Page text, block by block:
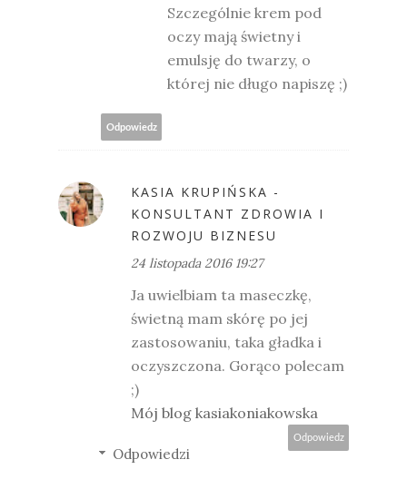
Szczególnie krem pod
oczy mają świetny i
emulsję do twarzy, o
której nie długo napiszę ;)
Odpowiedz
KASIA KRUPIŃSKA -
KONSULTANT ZDROWIA I
ROZWOJU BIZNESU
24 listopada 2016 19:27
Ja uwielbiam ta maseczkę,
świetną mam skórę po jej
zastosowaniu, taka gładka i
oczyszczona. Gorąco polecam
;)
Mój blog kasiakoniakowska
Odpowiedz
Odpowiedzi